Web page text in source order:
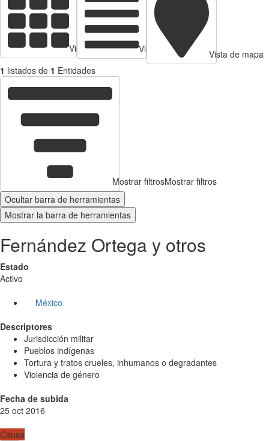
Vista de tarjetas Vista de Tabla
Vista de mapa
1 listados de 1 Entidades
Mostrar filtrosMostrar filtros
Ocultar barra de herramientas
Mostrar la barra de herramientas
Fernández Ortega y otros
Estado
Activo
México
Descriptores
Jurisdicción militar
Pueblos indígenas
Tortura y tratos crueles, inhumanos o degradantes
Violencia de género
Fecha de subida
25 oct 2016
Causa